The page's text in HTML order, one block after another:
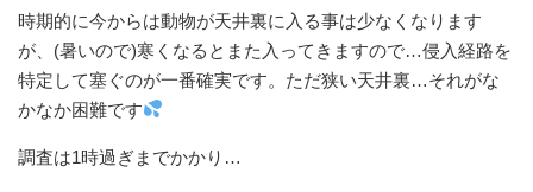
時期的に今からは動物が天井裏に入る事は少なくなります
が、(暑いので)寒くなるとまた入ってきますので…侵入経路を
特定して塞ぐのが一番確実です。ただ狭い天井裏…それがな
かなか困難です
調査は1時過ぎまでかかり…